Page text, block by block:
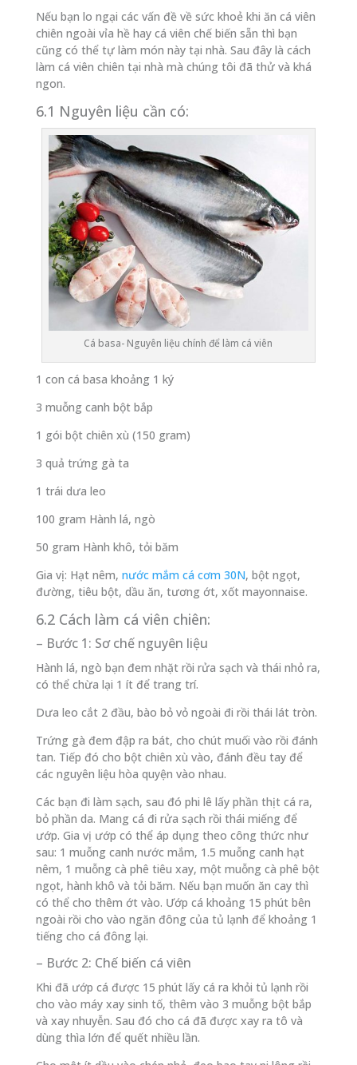
Nếu bạn lo ngại các vấn đề về sức khoẻ khi ăn cá viên
chiên ngoài vỉa hề hay cá viên chế biến sẵn thì bạn
cũng có thể tự làm món này tại nhà. Sau đây là cách
làm cá viên chiên tại nhà mà chúng tôi đã thử và khá
ngon.
6.1 Nguyên liệu cần có:
Cá basa- Nguyên liệu chính để làm cá viên
1 con cá basa khoảng 1 ký
3 muỗng canh bột bắp
1 gói bột chiên xù (150 gram)
3 quả trứng gà ta
1 trái dưa leo
100 gram Hành lá, ngò
50 gram Hành khô, tỏi băm
Gia vị: Hạt nêm, nước mắm cá cơm 30N, bột ngọt,
đường, tiêu bột, dầu ăn, tương ớt, xốt mayonnaise.
6.2 Cách làm cá viên chiên:
– Bước 1: Sơ chế nguyên liệu
Hành lá, ngò bạn đem nhặt rồi rửa sạch và thái nhỏ ra,
có thể chừa lại 1 ít để trang trí.
Dưa leo cắt 2 đầu, bào bỏ vỏ ngoài đi rồi thái lát tròn.
Trứng gà đem đập ra bát, cho chút muối vào rồi đánh
tan. Tiếp đó cho bột chiên xù vào, đánh đều tay để
các nguyên liệu hòa quyện vào nhau.
Các bạn đi làm sạch, sau đó phi lê lấy phần thịt cá ra,
bỏ phần da. Mang cá đi rửa sạch rồi thái miếng để
ướp. Gia vị ướp có thể áp dụng theo công thức như
sau: 1 muỗng canh nước mắm, 1.5 muỗng canh hạt
nêm, 1 muỗng cà phê tiêu xay, một muỗng cà phê bột
ngọt, hành khô và tỏi băm. Nếu bạn muốn ăn cay thì
có thể cho thêm ớt vào. Ướp cá khoảng 15 phút bên
ngoài rồi cho vào ngăn đông của tủ lạnh để khoảng 1
tiếng cho cá đông lại.
– Bước 2: Chế biến cá viên
Khi đã ướp cá được 15 phút lấy cá ra khỏi tủ lạnh rồi
cho vào máy xay sinh tố, thêm vào 3 muỗng bột bắp
và xay nhuyễn. Sau đó cho cá đã được xay ra tô và
dùng thìa lớn để quết nhiều lần.